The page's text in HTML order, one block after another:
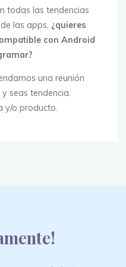
todas las tendencias
las apps, ¿quieres
con Android
una reunión
seas tendencia.
y/o producto.